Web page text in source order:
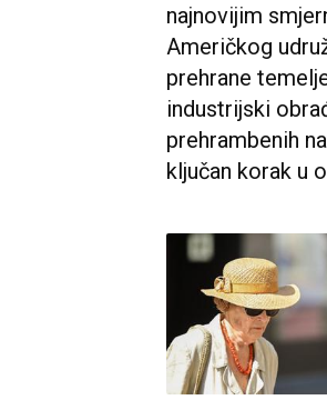
najnovijim
Američkog
prehrane
industrijski
prehrambenih
ključan korak u